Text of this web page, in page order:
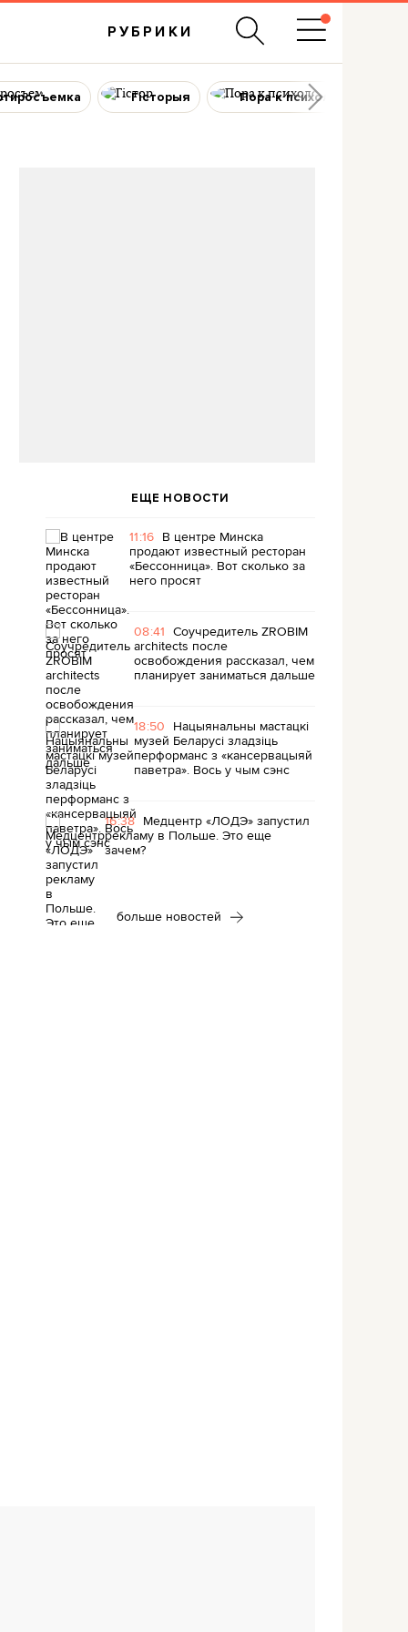
РУБРИКИ
Гісторыя Пора к психологу
ЕЩЕ НОВОСТИ
11:16 В центре Минска
продают известный ресторан
«Бессонница». Вот сколько за
него просят
08:41 Соучредитель ZROBIM
architects после
освобождения рассказал, чем
планирует заниматься дальше
18:50 Нацыянальны мастацкі
музей Беларусі зладзіць
перформанс з «кансервацыяй
паветра». Вось у чым сэнс
16:38 Медцентр «ЛОДЭ» запустил
рекламу в Польше. Это еще
зачем?
больше новостей